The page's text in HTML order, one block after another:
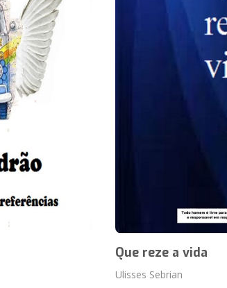
Que reze a vida
Ulisses Sebrian